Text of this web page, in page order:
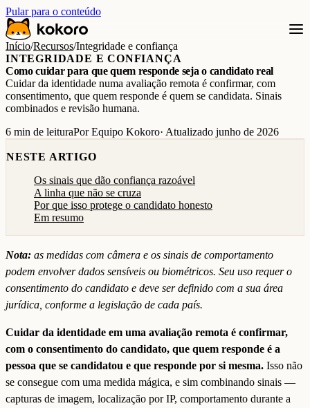
Pular para o conteúdo
Início/Recursos/Integridade e confiança
INTEGRIDADE E CONFIANÇA
Como cuidar para que quem responde seja o candidato real
Cuidar da identidade numa avaliação remota é confirmar, com
consentimento, que quem responde é quem se candidata. Sinais
combinados e revisão humana.
6 min de leituraPor Equipo Kokoro· Atualizado junho de 2026
NESTE ARTIGO
Os sinais que dão confiança razoável
A linha que não se cruza
Por que isso protege o candidato honesto
Em resumo
Nota: as medidas com câmera e os sinais de comportamento
podem envolver dados sensíveis ou biométricos. Seu uso requer o
consentimento do candidato e deve ser definido com a sua área
jurídica, conforme a legislação de cada país.
Cuidar da identidade em uma avaliação remota é confirmar,
com o consentimento do candidato, que quem responde é a
pessoa que se candidatou e que responde por si mesma. Isso não
se consegue com uma medida mágica, e sim combinando sinais —
capturas de imagem, localização por IP, comportamento durante a